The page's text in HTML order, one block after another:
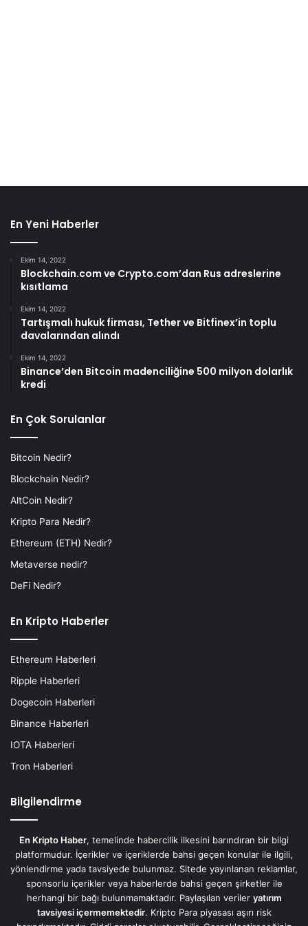
En Yeni Haberler
Ekim 14, 2022
Blockchain.com ve Crypto.com’dan Rus adreslerine
kısıtlama
Ekim 14, 2022
Tartışmalı hukuk firması, Tether ve Bitfinex’in toplu
davalarından alındı
Ekim 14, 2022
Binance’den Bitcoin madenciliğine 500 milyon dolarlık
kredi
En Çok Sorulanlar
Bitcoin Nedir?
Blockchain Nedir?
AltCoin Nedir?
Kripto Para Nedir?
Ethereum (ETH) Nedir?
Metaverse nedir?
DeFi Nedir?
En Kripto Haberler
Ethereum Haberleri
Ripple Haberleri
Dogecoin Haberleri
Binance Haberleri
IOTA Haberleri
Tron Haberleri
Bilgilendirme
En Kripto Haber, temelinde habercilik ilkesini barındıran bir bilgi
platformudur. İçerikler ve içeriklerde bahsi geçen konular ile ilgili,
yönlendirme yada tavsiyede bulunmaz. Sitede yayınlanan reklamlar,
sponsorlu içerikler veya haberlerde bahsi geçen şirketler ile
herhangi bir bağı bulunmamaktadır. Paylaşılan veriler yatırım
tavsiyesi içermemektedir. Kripto Para piyasası aşırı risk